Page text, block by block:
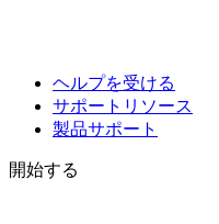
ヘルプを受ける
サポートリソース
製品サポート
開始する